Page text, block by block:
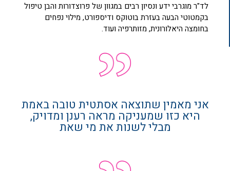
אני מאמין שתוצאה אסתטית טובה באמת
היא כזו שמעניקה מראה רענן ומדויק,
מבלי לשנות את מי שאת
לד"ר מוגרבי ידע ונסיון רבים במגוון של פרוצדורות והבן טיפול
בקמטוטי הבעה בעזרת בוטוקס ודיספורט, מילוי נפחים
בחומצה היאלורונית, מזותרפיה ועוד.